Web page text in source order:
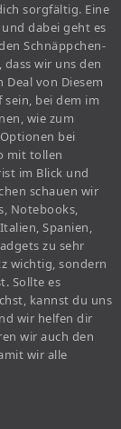
sorgfältig. Eine
dabei geht es
Schnäppchen-
wir uns den
von Diesem
bei dem im
wie zum
bei
mit tollen
im Blick und
schauen wir
Notebooks,
Spanien,
zu sehr
wichtig, sondern
Sollte es
kannst du uns
wir helfen dir
wir auch den
wir alle